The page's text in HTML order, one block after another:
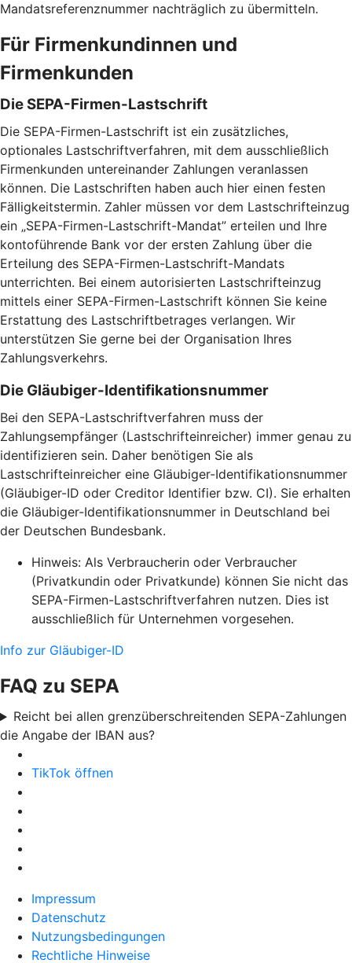
Mandatsreferenznummer nachträglich zu übermitteln.
Für Firmenkundinnen und
Firmenkunden
Die SEPA-Firmen-Lastschrift
Die SEPA-Firmen-Lastschrift ist ein zusätzliches,
optionales Lastschriftverfahren, mit dem ausschließlich
Firmenkunden untereinander Zahlungen veranlassen
können. Die Lastschriften haben auch hier einen festen
Fälligkeitstermin. Zahler müssen vor dem Lastschrifteinzug
ein „SEPA-Firmen-Lastschrift-Mandat” erteilen und Ihre
kontoführende Bank vor der ersten Zahlung über die
Erteilung des SEPA-Firmen-Lastschrift-Mandats
unterrichten. Bei einem autorisierten Lastschrifteinzug
mittels einer SEPA-Firmen-Lastschrift können Sie keine
Erstattung des Lastschriftbetrages verlangen. Wir
unterstützen Sie gerne bei der Organisation Ihres
Zahlungsverkehrs.
Die Gläubiger-Identifikationsnummer
Bei den SEPA-Lastschriftverfahren muss der
Zahlungsempfänger (Lastschrifteinreicher) immer genau zu
identifizieren sein. Daher benötigen Sie als
Lastschrifteinreicher eine Gläubiger-Identifikationsnummer
(Gläubiger-ID oder Creditor Identifier bzw. CI). Sie erhalten
die Gläubiger-Identifikationsnummer in Deutschland bei
der Deutschen Bundesbank.
Hinweis: Als Verbraucherin oder Verbraucher
(Privatkundin oder Privatkunde) können Sie nicht das
SEPA-Firmen-Lastschriftverfahren nutzen. Dies ist
ausschließlich für Unternehmen vorgesehen.
Info zur Gläubiger-ID
FAQ zu SEPA
Reicht bei allen grenzüberschreitenden SEPA-Zahlungen
die Angabe der IBAN aus?
TikTok öffnen
Impressum
Datenschutz
Nutzungsbedingungen
Rechtliche Hinweise